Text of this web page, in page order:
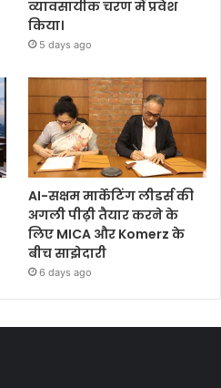
व्यावसायीक चरण में प्रवेश
किया।
5 days ago
AI-सक्षम मार्केटिंग लीडर्स की
अगली पीढ़ी तैयार करने के
लिए MICA और Komerz के
बीच साझेदारी
6 days ago